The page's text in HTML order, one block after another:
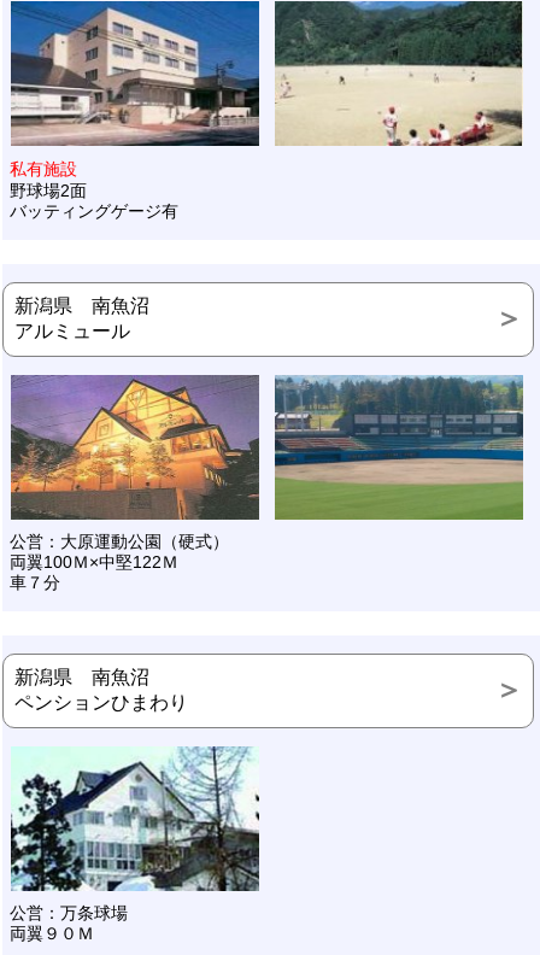
私有施設
野球場2面
バッティングゲージ有
新潟県 南魚沼
アルミュール
公営：大原運動公園（硬式）
両翼100Ｍ×中堅122Ｍ
車７分
新潟県 南魚沼
ペンションひまわり
公営：万条球場
両翼９０Ｍ